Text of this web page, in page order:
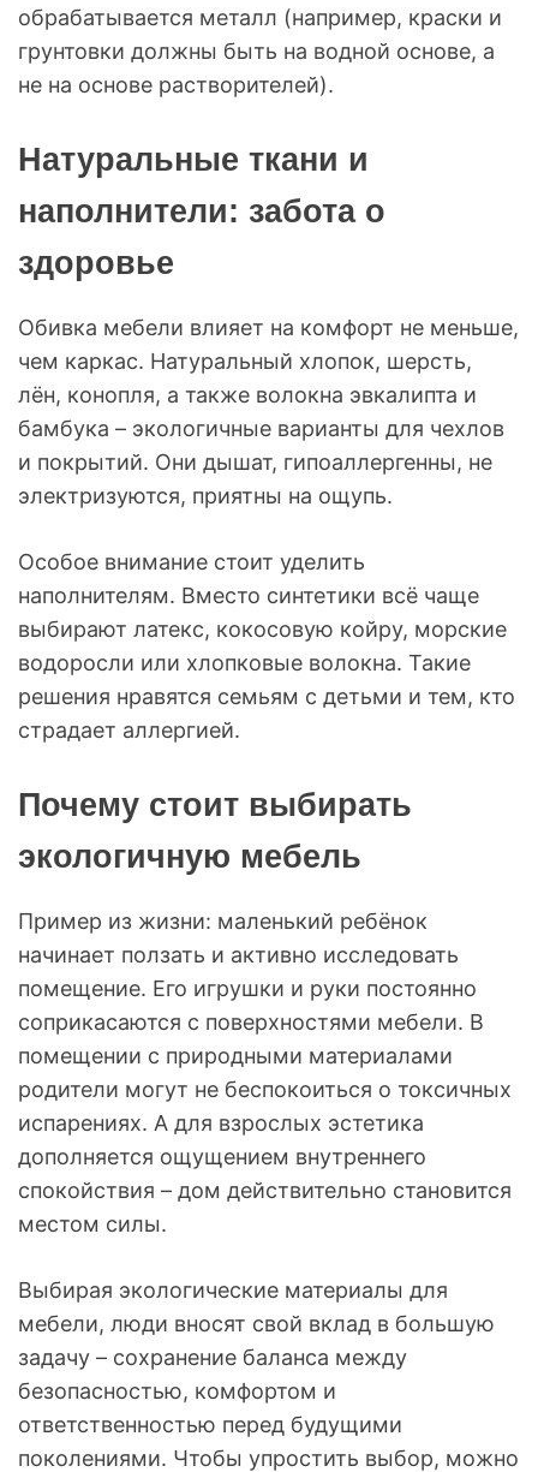
обрабатывается металл (например, краски и
грунтовки должны быть на водной основе, а
не на основе растворителей).
Натуральные ткани и
наполнители: забота о
здоровье
Обивка мебели влияет на комфорт не меньше,
чем каркас. Натуральный хлопок, шерсть,
лён, конопля, а также волокна эвкалипта и
бамбука – экологичные варианты для чехлов
и покрытий. Они дышат, гипоаллергенны, не
электризуются, приятны на ощупь.
Особое внимание стоит уделить
наполнителям. Вместо синтетики всё чаще
выбирают латекс, кокосовую койру, морские
водоросли или хлопковые волокна. Такие
решения нравятся семьям с детьми и тем, кто
страдает аллергией.
Почему стоит выбирать
экологичную мебель
Пример из жизни: маленький ребёнок
начинает ползать и активно исследовать
помещение. Его игрушки и руки постоянно
соприкасаются с поверхностями мебели. В
помещении с природными материалами
родители могут не беспокоиться о токсичных
испарениях. А для взрослых эстетика
дополняется ощущением внутреннего
спокойствия – дом действительно становится
местом силы.
Выбирая экологические материалы для
мебели, люди вносят свой вклад в большую
задачу – сохранение баланса между
безопасностью, комфортом и
ответственностью перед будущими
поколениями. Чтобы упростить выбор, можно